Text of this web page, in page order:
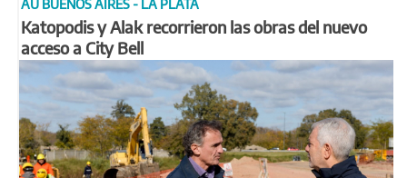
AU BUENOS AIRES - LA PLATA
Katopodis y Alak recorrieron las obras del nuevo
acceso a City Bell